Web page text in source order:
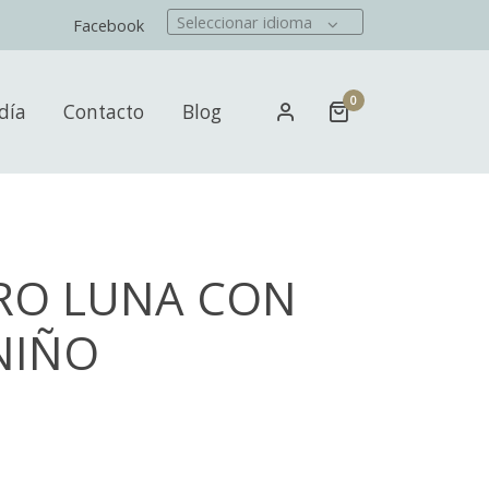
Facebook Seleccionar idioma
Contacto Blog 0
LUNA CON